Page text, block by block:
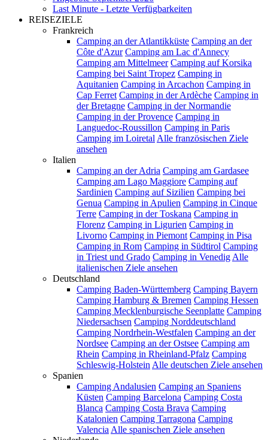
Last Minute - Letzte Verfügbarkeiten
REISEZIELE
Frankreich
Camping an der Atlantikküste Camping an der
Côte d'Azur Camping am Lac d'Annecy
Camping am Mittelmeer Camping auf Korsika
Camping bei Saint Tropez Camping in
Aquitanien Camping in Arcachon Camping in
Cap Ferret Camping in der Ardèche Camping in
der Bretagne Camping in der Normandie
Camping in der Provence Camping in
Languedoc-Roussillon Camping in Paris
Camping im Loiretal Alle französischen Ziele
ansehen
Italien
Camping an der Adria Camping am Gardasee
Camping am Lago Maggiore Camping auf
Sardinien Camping auf Sizilien Camping bei
Genua Camping in Apulien Camping in Cinque
Terre Camping in der Toskana Camping in
Florenz Camping in Ligurien Camping in
Livorno Camping in Piemont Camping in Pisa
Camping in Rom Camping in Südtirol Camping
in Triest und Grado Camping in Venedig Alle
italienischen Ziele ansehen
Deutschland
Camping Baden-Württemberg Camping Bayern
Camping Hamburg & Bremen Camping Hessen
Camping Mecklenburgische Seenplatte Camping
Niedersachsen Camping Norddeutschland
Camping Nordrhein-Westfalen Camping an der
Nordsee Camping an der Ostsee Camping am
Rhein Camping in Rheinland-Pfalz Camping
Schleswig-Holstein Alle deutschen Ziele ansehen
Spanien
Camping Andalusien Camping an Spaniens
Küsten Camping Barcelona Camping Costa
Blanca Camping Costa Brava Camping
Katalonien Camping Tarragona Camping
Valencia Alle spanischen Ziele ansehen